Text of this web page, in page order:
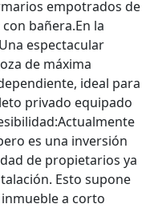
empotrados de
bañera.En la
espectacular
de máxima
ideal para
privado equipado
es una inversión
de propietarios ya
Esto supone
a corto